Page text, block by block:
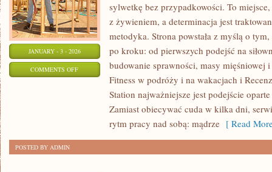
JANUARY - 3 - 2026
COMMENTS OFFON
sylwetkę bez przypadkowości. To
z żywieniem, a determinacja jest
metodyka. Strona powstała z myślą o
po kroku: od pierwszych podejść na
budowanie sprawności, masy mięśniowej
Fitness w podróży i na wakacjach i
Station najważniejsze jest podejście
Zamiast obiecywać cuda w kilka dni,
rytm pracy nad sobą: mądrze [ Read
POSTED BY ADMIN